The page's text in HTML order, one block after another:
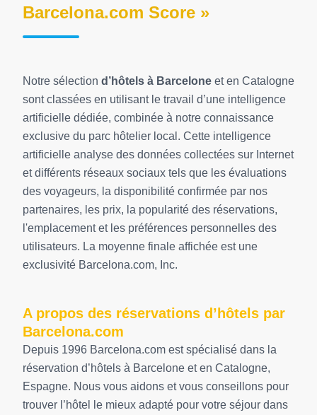
Barcelona.com Score »
Notre sélection d’hôtels à Barcelone et en Catalogne
sont classées en utilisant le travail d’une intelligence
artificielle dédiée, combinée à notre connaissance
exclusive du parc hôtelier local. Cette intelligence
artificielle analyse des données collectées sur Internet
et différents réseaux sociaux tels que les évaluations
des voyageurs, la disponibilité confirmée par nos
partenaires, les prix, la popularité des réservations,
l'emplacement et les préférences personnelles des
utilisateurs. La moyenne finale affichée est une
exclusivité Barcelona.com, Inc.
A propos des réservations d’hôtels par
Barcelona.com
Depuis 1996 Barcelona.com est spécialisé dans la
réservation d’hôtels à Barcelone et en Catalogne,
Espagne. Nous vous aidons et vous conseillons pour
trouver l’hôtel le mieux adapté pour votre séjour dans